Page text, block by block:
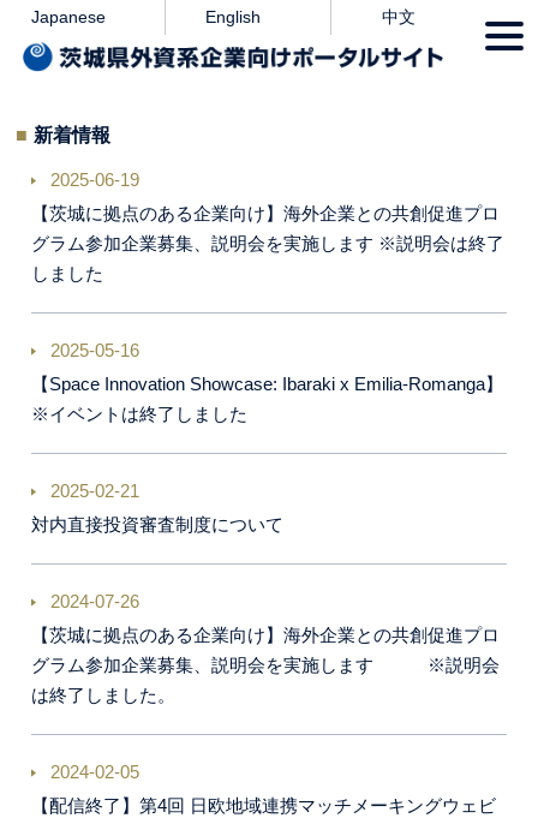
本文へ
Japanese English 中文
新着情報
2025-06-19
【茨城に拠点のある企業向け】海外企業との共創促進プロ
グラム参加企業募集、説明会を実施します ※説明会は終了
しました
2025-05-16
【Space Innovation Showcase: Ibaraki x Emilia-Romanga】
※イベントは終了しました
2025-02-21
対内直接投資審査制度について
2024-07-26
【茨城に拠点のある企業向け】海外企業との共創促進プロ
グラム参加企業募集、説明会を実施します ※説明会
は終了しました。
2024-02-05
【配信終了】第4回 日欧地域連携マッチメーキングウェビ